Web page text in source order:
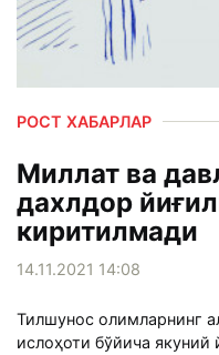
РОСТ ХАБАРЛАР
Миллат ва
дахлдор
киритилмади
14.11.2021 14:08
Тилшунос олимларнинг
ислоҳоти бўйича